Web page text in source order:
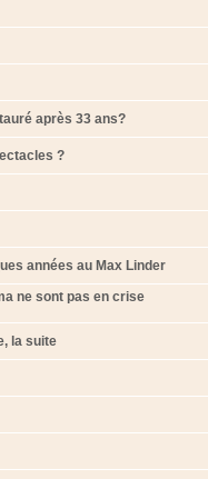
après 33 ans?
?
années au Max Linder
ne sont pas en crise
la suite